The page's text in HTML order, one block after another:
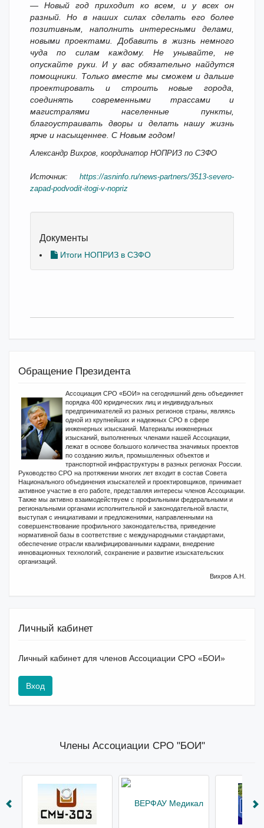
— Новый год приходит ко всем, и у всех он
разный. Но в наших силах сделать его более
позитивным, наполнить интересными делами,
новыми проектами. Добавить в жизнь немного
чуда по силам каждому. Не унывайте, не
опускайте руки. И у вас обязательно найдутся
помощники. Только вместе мы сможем и дальше
проектировать и строить новые города,
соединять современными трассами и
магистралями населенные пункты,
благоустраивать дворы и делать нашу жизнь
ярче и насыщеннее. С Новым годом!
Александр Вихров, координатор НОПРИЗ по СЗФО
Источник: https://asninfo.ru/news-partners/3513-severo-
zapad-podvodit-itogi-v-nopriz
Документы
Итоги НОПРИЗ в СЗФО
Обращение Президента
Ассоциация СРО «БОИ» на сегодняшний день объединяет
порядка 400 юридических лиц и индивидуальных
предпринимателей из разных регионов страны, являясь
одной из крупнейших и надежных СРО в сфере
инженерных изысканий. Материалы инженерных
изысканий, выполненных членами нашей Ассоциации,
лежат в основе большого количества значимых проектов
по созданию жилья, промышленных объектов и
транспортной инфраструктуры в разных регионах России.
Руководство СРО на протяжении многих лет входит в состав Совета
Национального объединения изыскателей и проектировщиков, принимает
активное участие в его работе, представляя интересы членов Ассоциации.
Также мы активно взаимодействуем с профильными федеральными и
региональными органами исполнительной и законодательной власти,
выступая с инициативами и предложениями, направленными на
совершенствование профильного законодательства, приведение
нормативной базы в соответствие с международными стандартами,
обеспечение отрасли квалифицированными кадрами, внедрение
инновационных технологий, сохранение и развитие изыскательских
организаций.
Вихров А.Н.
Личный кабинет
Личный кабинет для членов Ассоциации СРО «БОИ»
Вход
Члены Ассоциации СРО "БОИ"